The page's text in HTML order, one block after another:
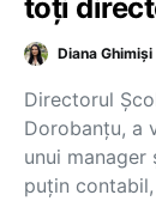
toți
Diana Ghimiși
Directorul
Dorobanțu, a
unui manager
puțin